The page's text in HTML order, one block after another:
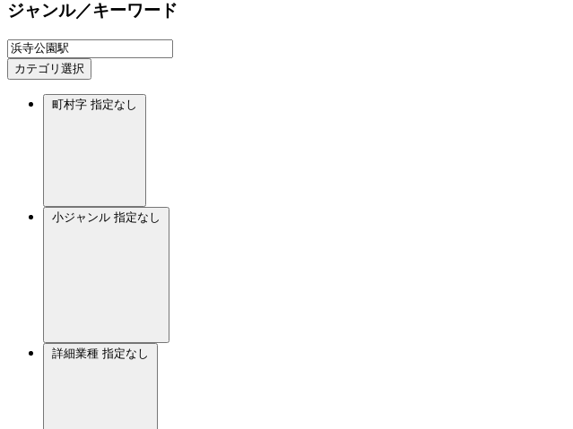
ジャンル／キーワード
カテゴリ選択
町村字 指定なし
小ジャンル 指定なし
詳細業種 指定なし